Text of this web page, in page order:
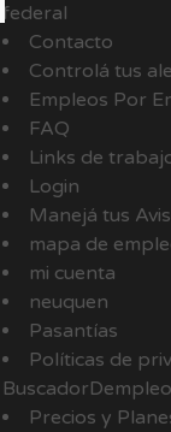
federal
Contacto
Controlá tus
Empleos Por
FAQ
Links de
Login
Manejá tus
mapa de
mi cuenta
neuquen
Pasantías
Políticas de
Precios y